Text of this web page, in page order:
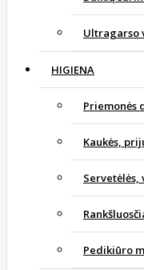
Ultragarso
HIGIENA
Priemonės
Kaukės,
Pedikiūro